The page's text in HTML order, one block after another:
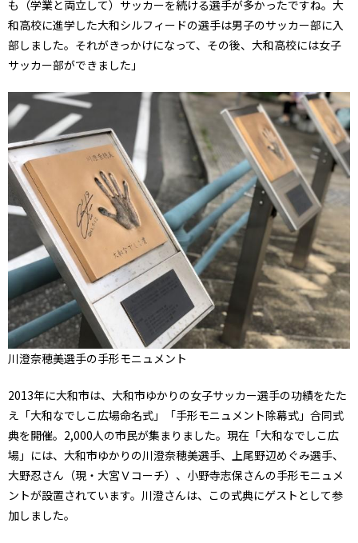
も（学業と両立して）サッカーを続ける選手が多かったですね。大
和高校に進学した大和シルフィードの選手は男子のサッカー部に入
部しました。それがきっかけになって、その後、大和高校には女子
サッカー部ができました」
川澄奈穂美選手の手形モニュメント
2013年に大和市は、大和市ゆかりの女子サッカー選手の功績をたた
え「大和なでしこ広場命名式」「手形モニュメント除幕式」合同式
典を開催。2,000人の市民が集まりました。現在「大和なでしこ広
場」には、大和市ゆかりの川澄奈穂美選手、上尾野辺めぐみ選手、
大野忍さん（現・大宮Ｖコーチ）、小野寺志保さんの手形モニュメ
ントが設置されています。川澄さんは、この式典にゲストとして参
加しました。